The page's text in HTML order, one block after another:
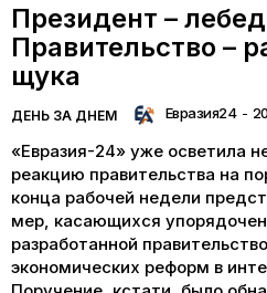
Президент –
Правительство –
щука
ДЕНЬ ЗА ДНЕМ Евразия24 -
«Евразия-24» уже осветила
реакцию правительства на
конца рабочей недели
мер, касающихся
разработанной
экономических реформ в